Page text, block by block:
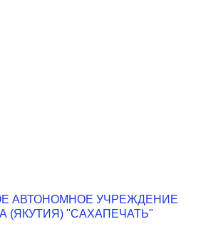
АВТОНОМНОЕ УЧРЕЖДЕНИЕ
(ЯКУТИЯ) "САХАПЕЧАТЬ"